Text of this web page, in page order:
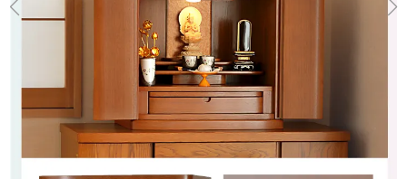
大きな引き出しは桐製で、断
熱性があり防腐・防虫性が高
幅36.2×奥行22.5×深さ
3.8cm
ウレタン塗装
環境に優しいLEDライト